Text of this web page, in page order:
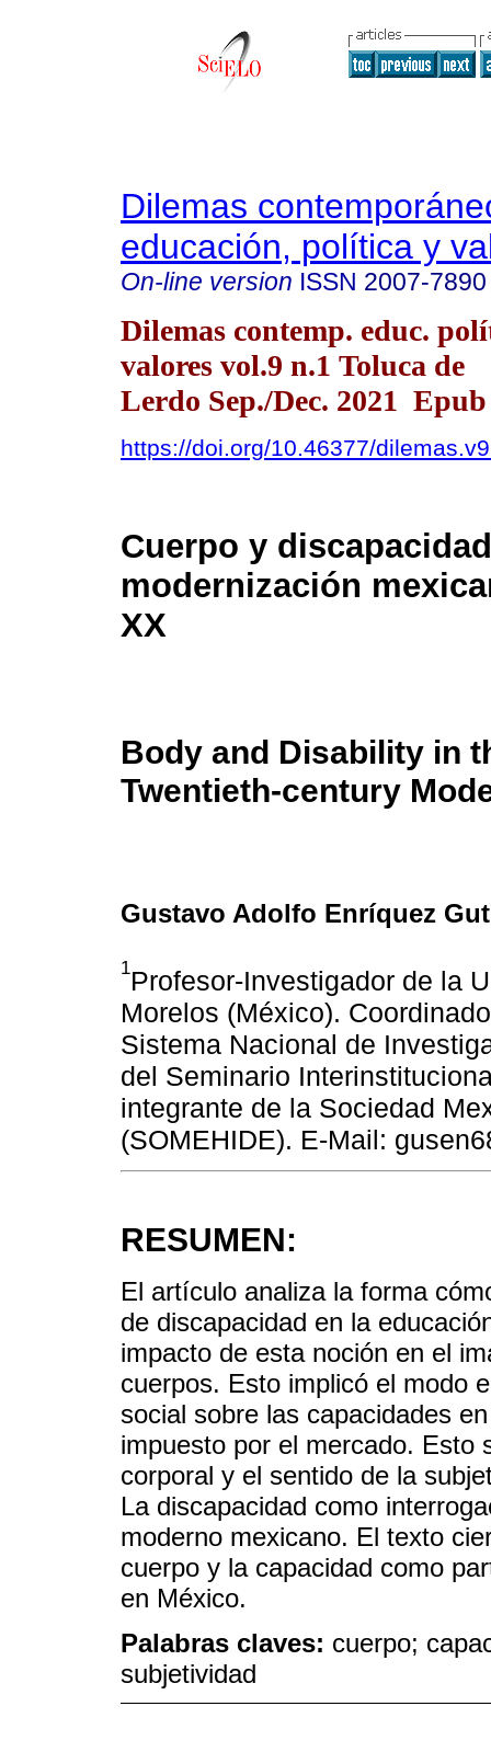
Dilemas
educación, política y
On-line version ISSN 2007-7890
Dilemas contemp. educ.
valores vol.9 n.1 Toluca de
Lerdo Sep./Dec. 2021 Epub
https://doi.org/10.46377/
Cuerpo y
modernización
XX
Body and Disability in
Twentieth-century
Gustavo Adolfo Enríquez
1Profesor-Investigador de la
Morelos (México).
Sistema Nacional de
del Seminario
integrante de la Sociedad
(SOMEHIDE). E-Mail:
RESUMEN:
El artículo analiza la forma
de discapacidad en la
impacto de esta noción en el
cuerpos. Esto implicó el modo
social sobre las capacidades
impuesto por el mercado. Esto
corporal y el sentido de la
La discapacidad como
moderno mexicano. El texto
cuerpo y la capacidad como
en México.
Palabras claves: cuerpo;
subjetividad